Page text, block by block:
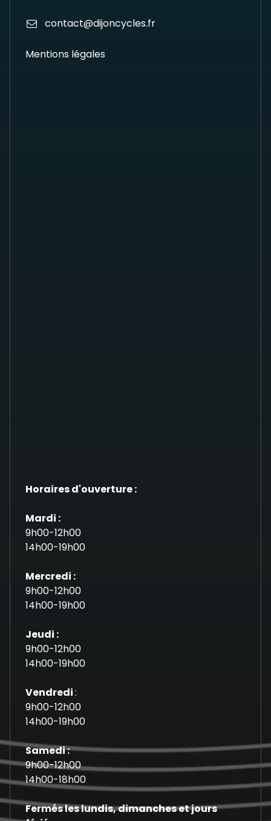
contact@dijoncycles.fr
Mentions légales
Horaires d'ouverture :
Mardi :
9h00-12h00
14h00-19h00
Mercredi :
9h00-12h00
14h00-19h00
Jeudi :
9h00-12h00
14h00-19h00
Vendredi:
9h00-12h00
14h00-19h00
Samedi :
9h00-12h00
14h00-18h00
Fermés les lundis, dimanches et jours